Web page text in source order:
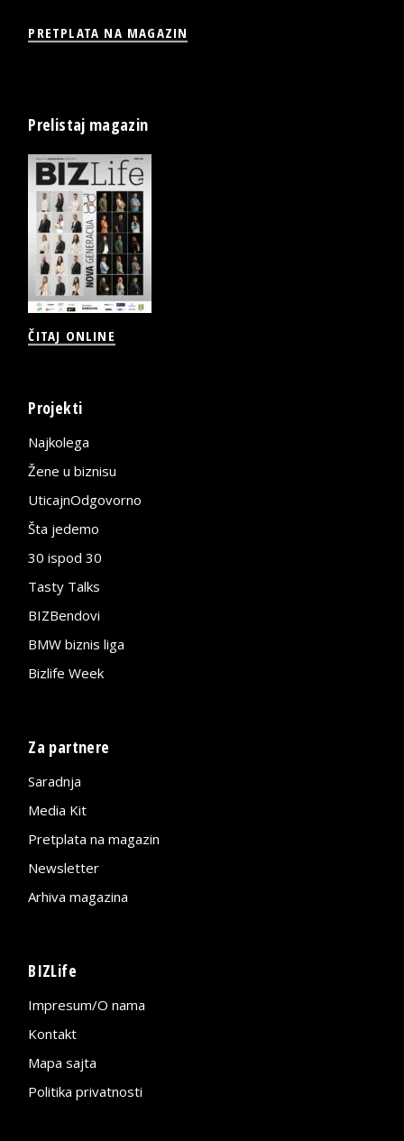
PRETPLATA NA MAGAZIN
Prelistaj magazin
ČITAJ ONLINE
Projekti
Najkolega
Žene u biznisu
UticajnOdgovorno
Šta jedemo
30 ispod 30
Tasty Talks
BIZBendovi
BMW biznis liga
Bizlife Week
Za partnere
Saradnja
Media Kit
Pretplata na magazin
Newsletter
Arhiva magazina
BIZLife
Impresum/O nama
Kontakt
Mapa sajta
Politika privatnosti